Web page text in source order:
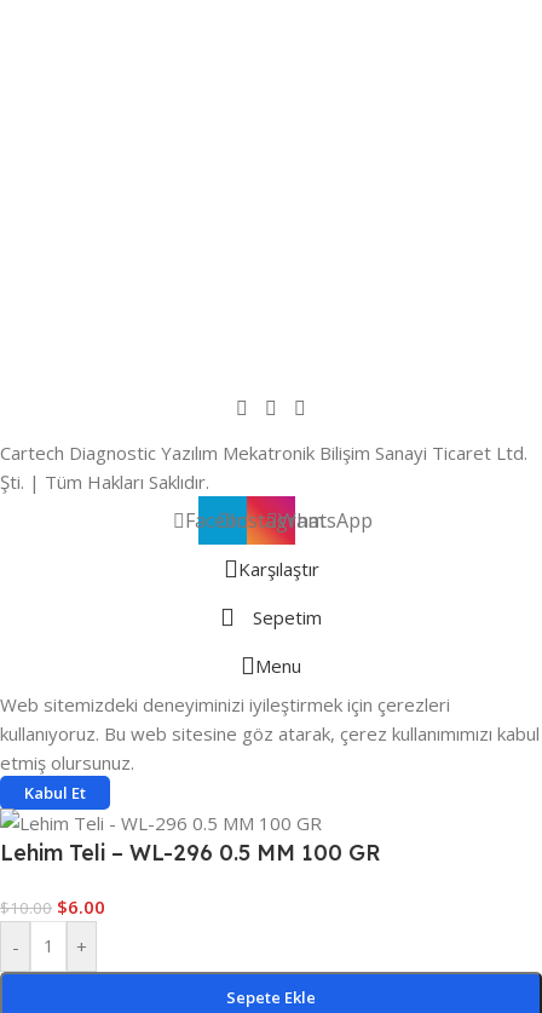
Cartech Diagnostic Yazılım Mekatronik Bilişim Sanayi Ticaret Ltd.
Şti. | Tüm Hakları Saklıdır.
FacebookInstagramWhatsApp
Karşılaştır
Sepetim
Menu
Web sitemizdeki deneyiminizi iyileştirmek için çerezleri
kullanıyoruz. Bu web sitesine göz atarak, çerez kullanımımızı kabul
etmiş olursunuz.
Kabul Et
Lehim Teli – WL-296 0.5 MM 100 GR
$10.00 $6.00
-
+
Sepete Ekle